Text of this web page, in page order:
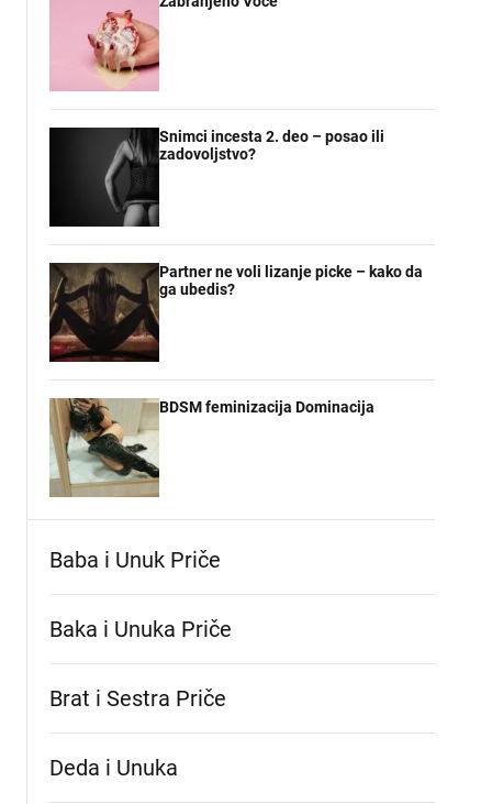
Snimci incesta 2. deo – posao ili
zadovoljstvo?
Partner ne voli lizanje picke – kako da
ga ubedis?
BDSM feminizacija Dominacija
Baba i Unuk Priče
Baka i Unuka Pričе
Brat i Sestra Priče
Deda i Unuka